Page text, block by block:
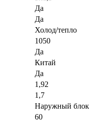
Да
Да
Холод/тепло
1050
Да
Китай
Да
1,92
1,7
Наружный блок
60